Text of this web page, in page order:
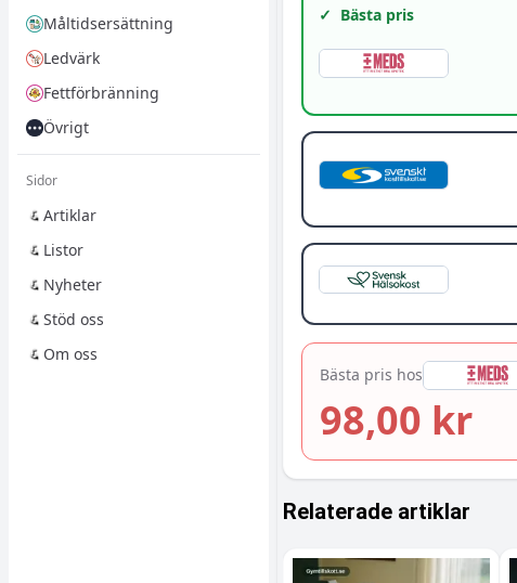
Måltidsersättning
Ledvärk
Fettförbränning
Övrigt
Sidor
Artiklar
Listor
Nyheter
Stöd oss
Om oss
✓ Bästa pris
Bästa pris hos
98,00 kr
Relaterade artiklar